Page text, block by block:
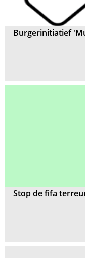
Burgerinitiatief
Stop de fifa